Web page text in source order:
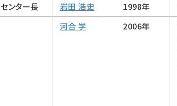
ンター長
岩田 浩史 1998年
河合 学
2006年